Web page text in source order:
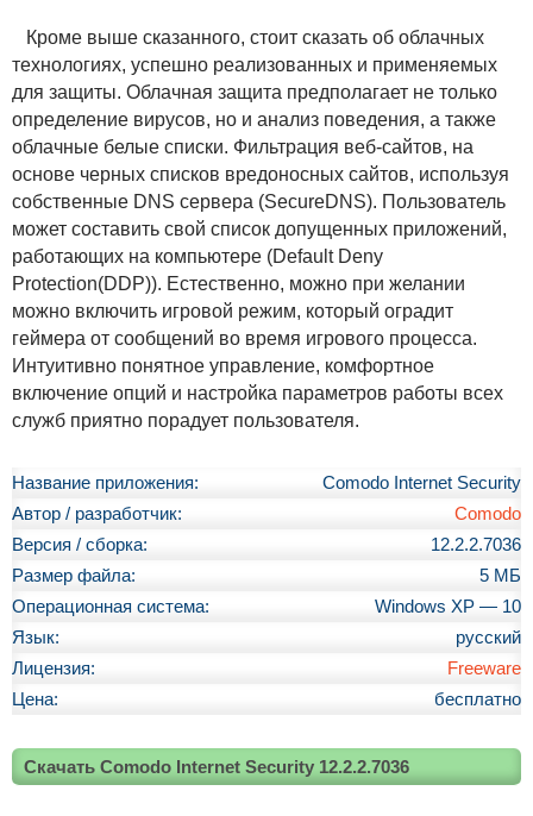
Кроме выше сказанного, стоит сказать об облачных
технологиях, успешно реализованных и применяемых
для защиты. Облачная защита предполагает не только
определение вирусов, но и анализ поведения, а также
облачные белые списки. Фильтрация веб-сайтов, на
основе черных списков вредоносных сайтов, используя
собственные DNS сервера (SecureDNS). Пользователь
может составить свой список допущенных приложений,
работающих на компьютере (Default Deny
Protection(DDP)). Естественно, можно при желании
можно включить игровой режим, который оградит
геймера от сообщений во время игрового процесса.
Интуитивно понятное управление, комфортное
включение опций и настройка параметров работы всех
служб приятно порадует пользователя.
Название приложения:
Comodo Internet Security
Автор / разработчик:
Comodo
Версия / сборка:
12.2.2.7036
Размер файла:
5 МБ
Операционная система:
Windows XP — 10
Язык:
русский
Лицензия:
Freeware
Цена:
бесплатно
Скачать Comodo Internet Security 12.2.2.7036